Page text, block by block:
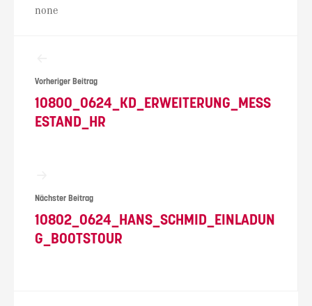
none
Vorheriger Beitrag
10800_0624_KD_ERWEITERUNG_MESS
ESTAND_HR
Nächster Beitrag
10802_0624_HANS_SCHMID_EINLADUN
G_BOOTSTOUR